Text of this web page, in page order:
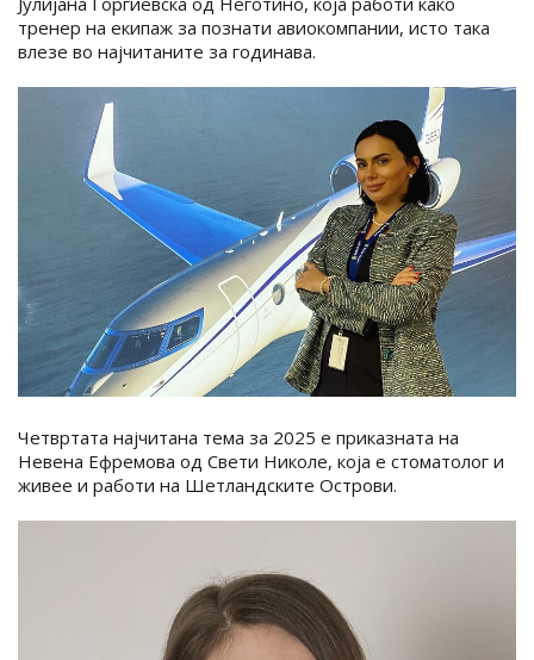
тренер на екипаж за познати авиокомпании, исто така
влезе во најчитаните за годинава.
Четвртата најчитана тема за 2025 е приказната на
Невена Ефремова од Свети Николе, која е стоматолог и
живее и работи на Шетландските Острови.